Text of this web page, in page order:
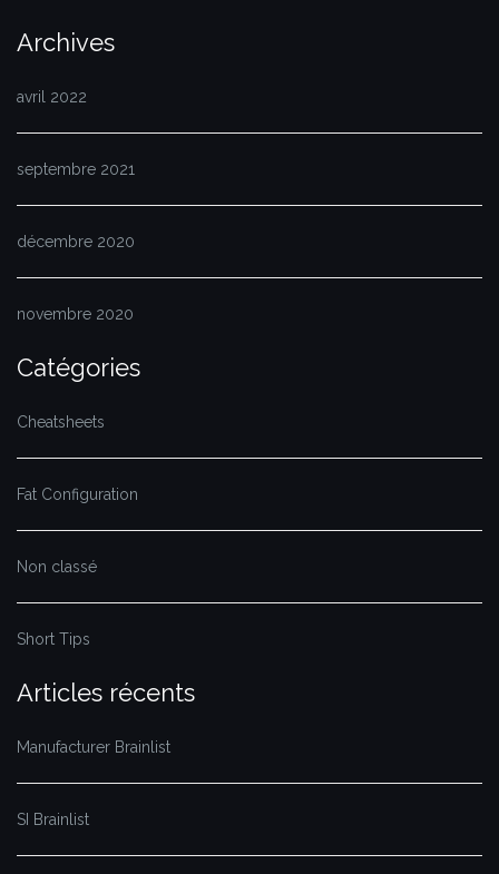
Archives
avril 2022
septembre 2021
décembre 2020
novembre 2020
Catégories
Cheatsheets
Fat Configuration
Non classé
Short Tips
Articles récents
Manufacturer Brainlist
SI Brainlist